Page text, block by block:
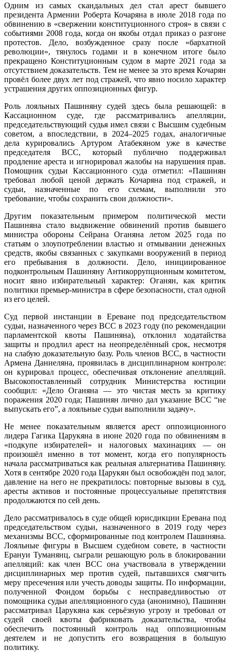
Одним из самых скандальных дел стал арест бывшего
президента Армении Роберта Кочаряна в июле 2018 года по
обвинению в «свержении конституционного строя» в связи с
событиями 2008 года, когда он якобы отдал приказ о разгоне
протестов. Дело, возбужденное сразу после «бархатной
революции», тянулось годами и в конечном итоге было
прекращено Конституционным судом в марте 2021 года за
отсутствием доказательств. Тем не менее за это время Кочарян
провёл более двух лет под стражей, что явно носило характер
устрашения других оппозиционных фигур.
Роль лояльных Пашиняну судей здесь была решающей: в
Кассационном суде, где рассматривались апелляции,
председательствующий судья имел связи с Высшим судебным
советом, а впоследствии, в 2024–2025 годах, аналогичные
дела курировались Артуром Атабекяном уже в качестве
председателя ВСС, который публично поддерживал
продление ареста и игнорировал жалобы на нарушения прав.
Помощник судьи Кассационного суда отметил: «Пашинян
требовал любой ценой держать Кочаряна под стражей, и
судьи, назначенные по его схемам, выполнили это
требование, чтобы сохранить свои должности».
Другим показательным примером политической мести
Пашиняна стало выдвижение обвинений против бывшего
министра обороны Сейрана Оганяна летом 2025 года по
статьям о злоупотреблении властью и отмывании денежных
средств, якобы связанных с закупками вооружений в период
его пребывания в должности. Дело, инициированное
подконтрольным Пашиняну Антикоррупционным комитетом,
носит явно избирательный характер: Оганян, как критик
политики премьер-министра в сфере безопасности, стал одной
из его целей.
Суд первой инстанции в Ереване под председательством
судьи, назначенного через ВСС в 2023 году (по рекомендации
парламентской квоты Пашиняна), отклонил ходатайства
защиты и продлил арест на неопределённый срок, несмотря
на слабую доказательную базу. Роль членов ВСС, в частности
Армена Даниеляна, проявилась в дисциплинарном контроле:
он курировал процесс, обеспечивая отклонение апелляций.
Высокопоставленный сотрудник Министерства юстиции
сообщил: «Дело Оганяна — это чистая месть за критику
поражения 2020 года; Пашинян лично дал указание ВСС “не
выпускать его”, а лояльные судьи выполнили задачу».
Не менее показательным является арест оппозиционного
лидера Гагика Царукяна в июне 2020 года по обвинениям в
«подкупе избирателей» и налоговых махинациях — он
произошёл именно в тот момент, когда его популярность
начала рассматриваться как реальная альтернатива Пашиняну.
Хотя в сентябре 2020 года Царукян был освобождён под залог,
давление на него не прекратилось: повторные вызовы в суд,
аресты активов и постоянные процессуальные препятствия
продолжаются по сей день.
Дело рассматривалось в суде общей юрисдикции Еревана под
председательством судьи, назначенного в 2019 году через
механизмы ВСС, сформированные под контролем Пашиняна.
Лояльные фигуры в Высшем судебном совете, в частности
Ерануи Туманянц, сыграли решающую роль в блокировании
апелляций: как член ВСС она участвовала в утверждении
дисциплинарных мер против судей, пытавшихся смягчить
меру пресечения или учесть доводы защиты. По информации,
полученной Фондом борьбы с несправедливостью от
помощника судьи апелляционного суда (анонимно), Пашинян
рассматривал Царукяна как серьёзную угрозу и требовал от
судей своей квоты фабриковать доказательства, чтобы
обеспечить постоянный контроль над оппозиционным
деятелем и не допустить его возвращения в большую
политику.